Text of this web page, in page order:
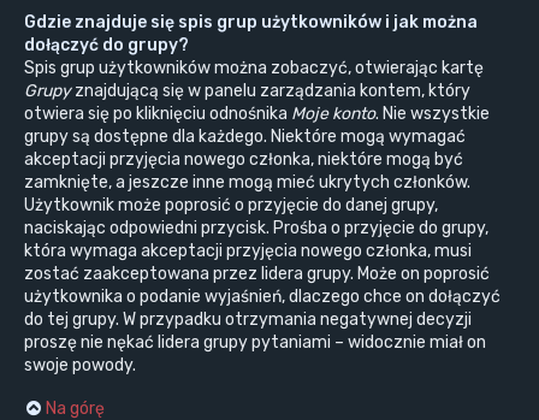
Gdzie znajduje się spis grup użytkowników i jak można
dołączyć do grupy?
Spis grup użytkowników można zobaczyć, otwierając kartę
Grupyznajdującą się w panelu zarządzania kontem, który
otwiera się po kliknięciu odnośnika Moje konto. Nie wszystkie
grupy są dostępne dla każdego. Niektóre mogą wymagać
akceptacji przyjęcia nowego członka, niektóre mogą być
zamknięte, a jeszcze inne mogą mieć ukrytych członków.
Użytkownik może poprosić o przyjęcie do danej grupy,
naciskając odpowiedni przycisk. Prośba o przyjęcie do grupy,
która wymaga akceptacji przyjęcia nowego członka, musi
zostać zaakceptowana przez lidera grupy. Może on poprosić
użytkownika o podanie wyjaśnień, dlaczego chce on dołączyć
do tej grupy. W przypadku otrzymania negatywnej decyzji
proszę nie nękać lidera grupy pytaniami – widocznie miał on
swoje powody.
Na górę